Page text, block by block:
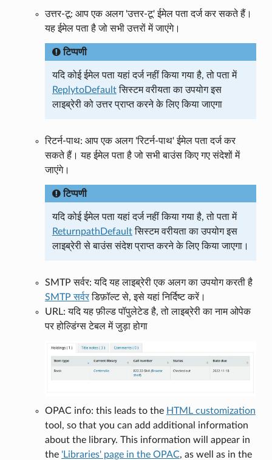
उत्तर-टू: आप एक अलग 'उत्तर-टू' ईमेल पता दर्ज कर सकते हैं।
यह ईमेल पता है जो सभी उत्तरों में जाएंगे।
टिप्पणी
यदि कोई ईमेल पता यहां दर्ज नहीं किया गया है, तो पता में
ReplytoDefaultसिस्टम वरीयता का उपयोग इस
लाइब्रेरी को उत्तर प्राप्त करने के लिए किया जाएगा
रिटर्न-पाथ: आप एक अलग 'रिटर्न-पाथ' ईमेल पता दर्ज कर
सकते हैं। यह ईमेल पता है जो सभी बाउंस किए गए संदेशों में
जाएंगे।
टिप्पणी
यदि कोई ईमेल पता यहां दर्ज नहीं किया गया है, तो पता में
ReturnpathDefaultसिस्टम वरीयता का उपयोग इस
लाइब्रेरी से बाउंस संदेश प्राप्त करने के लिए किया जाएगा।
SMTP सर्वर: यदि यह लाइब्रेरी एक अलग का उपयोग करती है
SMTP सर्वरडिफ़ॉल्ट से, इसे यहां निर्दिष्ट करें।
URL: यदि यह फ़ील्ड पॉपुलेटेड है, तो लाइब्रेरी का नाम ओपेक
पर होल्डिंग्स टेबल में जुड़ा होगा
OPAC info: this leads to the HTML customization
tool, so that you can add additional information
about the library. This information will appear in
the 'Libraries' page in the OPAC, as well as in the